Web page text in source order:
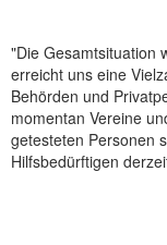
"Die Gesamtsituation
erreicht uns eine
Behörden und
momentan Vereine
getesteten Personen
Hilfsbedürftigen